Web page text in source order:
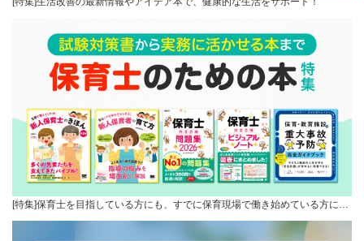
[特集]保育士を目指している方にも、すでに保育現場で働き始めている方に…